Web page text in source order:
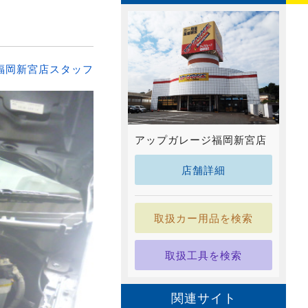
岡新宮店スタッフ
アップガレージ福岡新宮店
店舗詳細
取扱カー用品を検索
取扱工具を検索
関連サイト